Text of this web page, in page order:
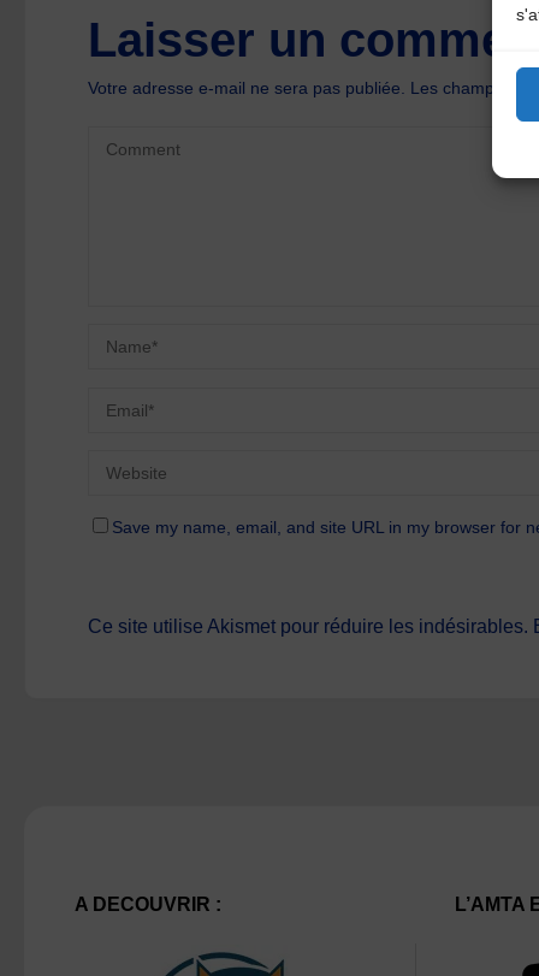
Laisser un
Votre adresse e-mail ne sera pas publiée. Les champs
Save my name, email, and site URL in my browser for
Ce site utilise Akismet pour réduire les indésirables.
A DECOUVRIR : L’AMTA